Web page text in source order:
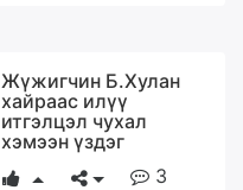
Жүжигчин Б.Хулан
хайраас илүү
итгэлцэл чухал
хэмээн үздэг
3